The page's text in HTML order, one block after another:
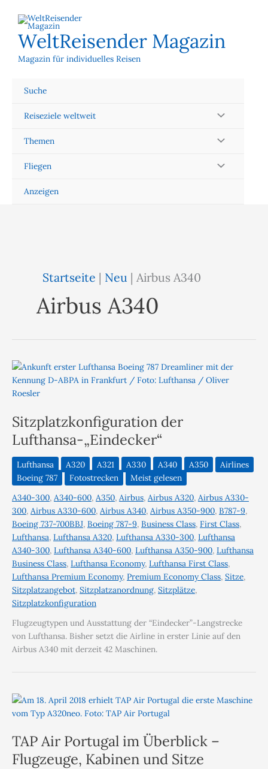
Inhalt
springenWeltReisender Magazin
Magazin für individuelles Reisen
Suche
Reiseziele weltweit
Themen
Fliegen
Anzeigen
Startseite | Neu |Airbus A340
Airbus A340
Sitzplatzkonfiguration der
Lufthansa-„Eindecker“
Lufthansa A320 A321 A330 A340 A350
Airlines
Boeing 787
Fotostrecken
Meist gelesen
A340-300, A340-600, A350, Airbus, Airbus A320, Airbus A330-
300, Airbus A330-600, Airbus A340, Airbus A350-900, B787-9,
Boeing 737-700BBJ, Boeing 787-9, Business Class, First Class,
Lufthansa, Lufthansa A320, Lufthansa A330-300, Lufthansa
A340-300, Lufthansa A340-600, Lufthansa A350-900, Lufthansa
Business Class, Lufthansa Economy, Lufthansa First Class,
Lufthansa Premium Economy, Premium Economy Class, Sitze,
Sitzplatzangebot, Sitzplatzanordnung, Sitzplätze,
Sitzplatzkonfiguration
Flugzeugtypen und Ausstattung der “Eindecker”-Langstrecke
von Lufthansa. Bisher setzt die Airline in erster Linie auf den
Airbus A340 mit derzeit 42 Maschinen.
TAP Air Portugal im Überblick –
Flugzeuge, Kabinen und Sitze